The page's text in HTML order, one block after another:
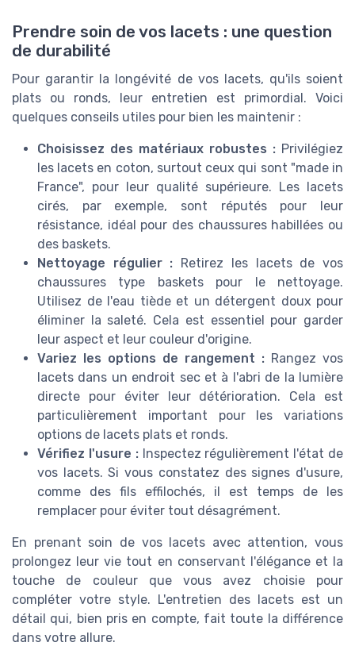
Prendre soin de vos lacets : une question
de durabilité
Pour garantir la longévité de vos lacets, qu'ils soient
plats ou ronds, leur entretien est primordial. Voici
quelques conseils utiles pour bien les maintenir :
Choisissez des matériaux robustes : Privilégiez
les lacets en coton, surtout ceux qui sont "made in
France", pour leur qualité supérieure. Les lacets
cirés, par exemple, sont réputés pour leur
résistance, idéal pour des chaussures habillées ou
des baskets.
Nettoyage régulier : Retirez les lacets de vos
chaussures type baskets pour le nettoyage.
Utilisez de l'eau tiède et un détergent doux pour
éliminer la saleté. Cela est essentiel pour garder
leur aspect et leur couleur d'origine.
Variez les options de rangement : Rangez vos
lacets dans un endroit sec et à l'abri de la lumière
directe pour éviter leur détérioration. Cela est
particulièrement important pour les variations
options de lacets plats et ronds.
Vérifiez l'usure :Inspectez régulièrement l'état de
vos lacets. Si vous constatez des signes d'usure,
comme des fils effilochés, il est temps de les
remplacer pour éviter tout désagrément.
En prenant soin de vos lacets avec attention, vous
prolongez leur vie tout en conservant l'élégance et la
touche de couleur que vous avez choisie pour
compléter votre style. L'entretien des lacets est un
détail qui, bien pris en compte, fait toute la différence
dans votre allure.